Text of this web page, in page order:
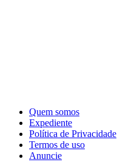
Quem somos
Expediente
Política de Privacidade
Termos de uso
Anuncie